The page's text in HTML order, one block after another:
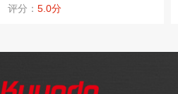
评分： 5.0分